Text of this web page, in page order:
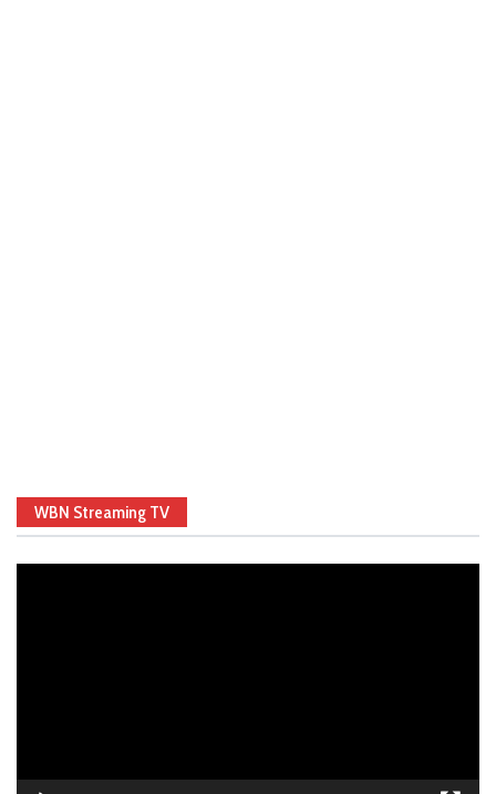
WBN Streaming TV